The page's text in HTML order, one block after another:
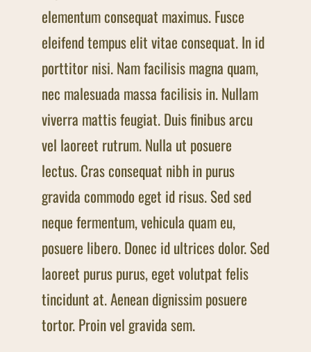
elementum consequat maximus. Fusce
eleifend tempus elit vitae consequat. In id
porttitor nisi. Nam facilisis magna quam,
nec malesuada massa facilisis in. Nullam
viverra mattis feugiat. Duis finibus arcu
vel laoreet rutrum. Nulla ut posuere
lectus. Cras consequat nibh in purus
gravida commodo eget id risus. Sed sed
neque fermentum, vehicula quam eu,
posuere libero. Donec id ultrices dolor. Sed
laoreet purus purus, eget volutpat felis
tincidunt at. Aenean dignissim posuere
tortor. Proin vel gravida sem.